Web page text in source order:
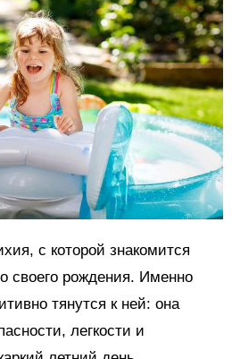
с которой знакомится
своего рождения. Именно
тянутся к ней: она
легкости и